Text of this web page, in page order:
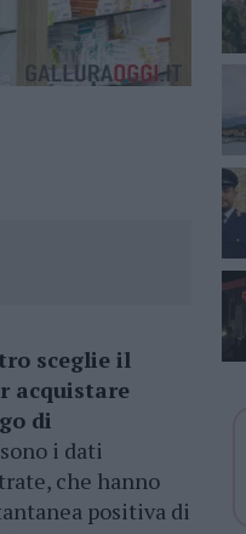
sceglie il
acquistare
di
i dati
che hanno
positiva di